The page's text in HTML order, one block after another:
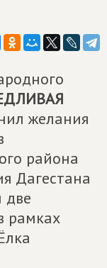
желания
района
Дагестана
две
рамках